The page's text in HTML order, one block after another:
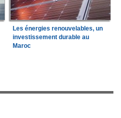
Les énergies renouvelables, un
investissement durable au
Maroc